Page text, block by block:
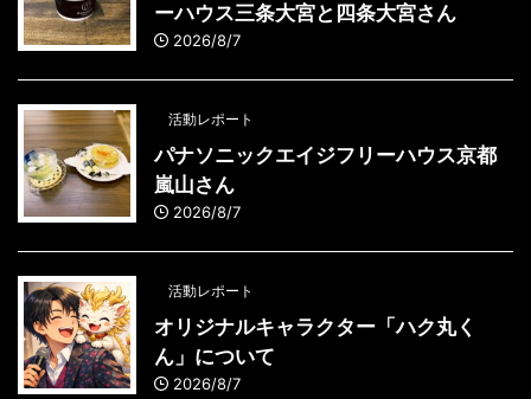
ーハウス三条大宮と四条大宮さん
2026/8/7
活動レポート
パナソニックエイジフリーハウス京都
嵐山さん
2026/8/7
活動レポート
オリジナルキャラクター「ハク丸く
ん」について
2026/8/7